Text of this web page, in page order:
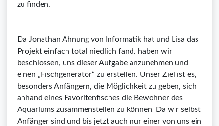
zu finden.
Da Jonathan Ahnung von Informatik hat und Lisa das
Projekt einfach total niedlich fand, haben wir
beschlossen, uns dieser Aufgabe anzunehmen und
einen „Fischgenerator“ zu erstellen. Unser Ziel ist es,
besonders Anfängern, die Möglichkeit zu geben, sich
anhand eines Favoritenfisches die Bewohner des
Aquariums zusammenstellen zu können. Da wir selbst
Anfänger sind und bis jetzt auch nur einer von uns ein